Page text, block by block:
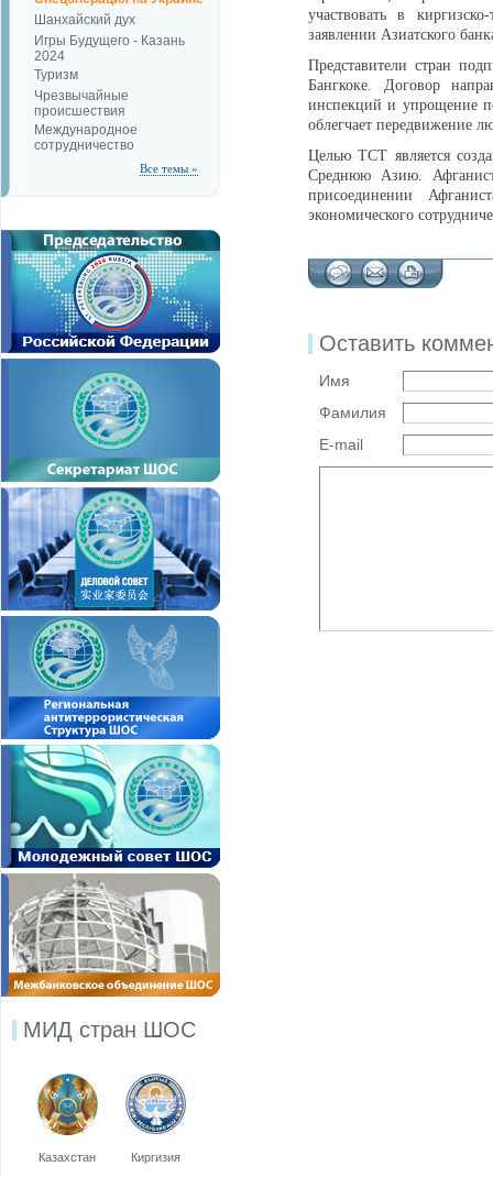
Шанхайский дух
Игры Будущего - Казань
2024
Туризм
Чрезвычайные
происшествия
Международное
сотрудничество
Все темы »
МИД стран ШОС
Казахстан Киргизия
участвовать в
заявлении Азиатского
Представители стран
Бангкоке. Договор
инспекций и упрощение
облегчает передвижение
Целью ТСТ является
Среднюю Азию.
присоединении
экономического
Оставить
Имя
Фамилия
E-mail